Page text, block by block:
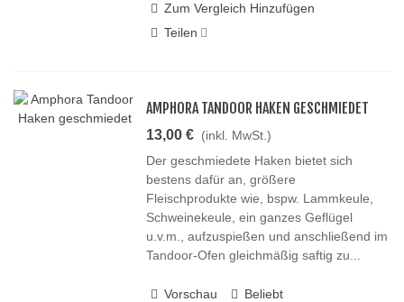
Zum Vergleich Hinzufügen
Teilen
AMPHORA TANDOOR HAKEN GESCHMIEDET
13,00 € (inkl. MwSt.)
Der geschmiedete Haken bietet sich
bestens dafür an, größere
Fleischprodukte wie, bspw. Lammkeule,
Schweinekeule, ein ganzes Geflügel
u.v.m., aufzuspießen und anschließend im
Tandoor-Ofen gleichmäßig saftig zu...
Vorschau
Beliebt